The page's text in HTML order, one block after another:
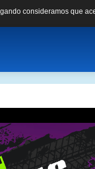
consideramos que